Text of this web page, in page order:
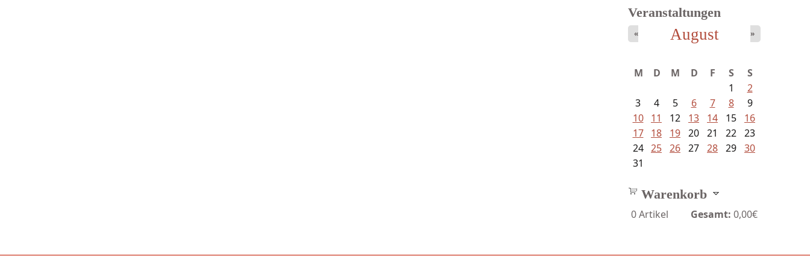
Veranstaltungen
August
« »
M D M D F S
S
1
2
3
4 5 6 7 8
9
10
11 12 13 14 15
16
17
18 19 20 21 22 23
24 25 26 27 28 29 30
31
Warenkorb
0Artikel Gesamt: 0,00€